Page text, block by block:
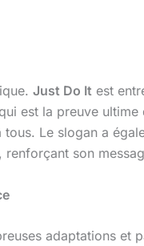
Just Do It est
est la preuve
Le slogan a
son
adaptations et